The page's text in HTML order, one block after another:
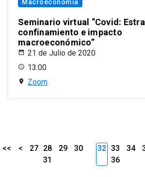
Macroeconomía
Seminario virtual “Covid:
confinamiento e impacto
macroeconómico”
21 de Julio de 2020
13:00
Zoom
<< < 27 28 29
30
31
32 33 34
36